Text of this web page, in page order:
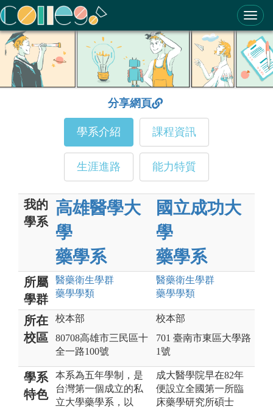
ColleGo! 大學選才與高中育才輔助系統
分享網頁
學系介紹 課程資訊
生涯進路 能力特質
我的
學系
高雄醫學大
學
藥學系
國立成功大
學
藥學系
所屬
學群
醫藥衛生學群
藥學學類
醫藥衛生學群
藥學學類
所在
校區
校本部
80708高雄市三民區十
全一路100號
校本部
701 臺南市東區大學路
1號
學系
特色
本系為五年學制，是
台灣第一個成立的私
立大學藥學系，以
成大醫學院早在82年
便設立全國第一所臨
床藥學研究所碩士